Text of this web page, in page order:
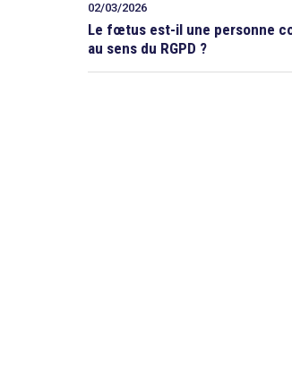
02/03/2026
Le fœtus est-il une personne
au sens du RGPD ?